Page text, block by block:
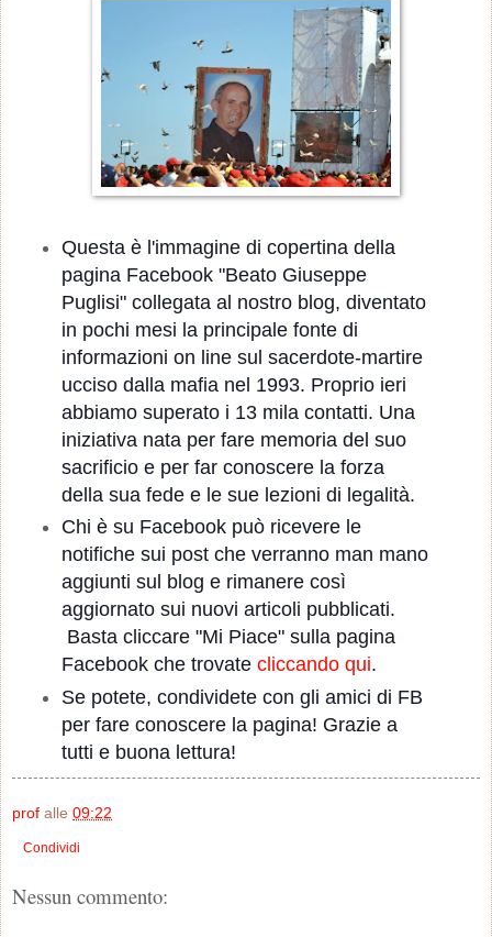
Questa è l'immagine di copertina della
pagina Facebook "Beato Giuseppe
Puglisi" collegata al nostro blog, diventato
in pochi mesi la principale fonte di
informazioni on line sul sacerdote-martire
ucciso dalla mafia nel 1993. Proprio ieri
abbiamo superato i 13 mila contatti. Una
iniziativa nata per fare memoria del suo
sacrificio e per far conoscere la forza
della sua fede e le sue lezioni di legalità.
Chi è su Facebook può ricevere le
notifiche sui post che verranno man mano
aggiunti sul blog e rimanere così
aggiornato sui nuovi articoli pubblicati.
Basta cliccare "Mi Piace" sulla pagina
Facebook che trovate cliccando qui.
Se potete, condividete con gli amici di FB
per fare conoscere la pagina! Grazie a
tutti e buona lettura!
prof alle 09:22
Condividi
Nessun commento: